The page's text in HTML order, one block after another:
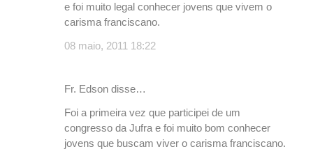
e foi muito legal conhecer jovens que vivem o
carisma franciscano.
08 maio, 2011 18:22
Fr. Edson disse…
Foi a primeira vez que participei de um
congresso da Jufra e foi muito bom conhecer
jovens que buscam viver o carisma franciscano.